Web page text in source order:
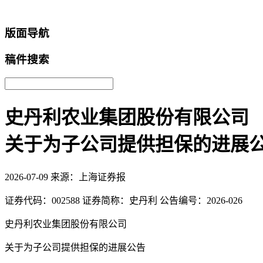
版面导航
稿件搜索
史丹利农业集团股份有限公司
关于为子公司提供担保的进展
2026-07-09 来源：上海证券报
证券代码：002588 证券简称：史丹利 公告编号：2026-026
史丹利农业集团股份有限公司
关于为子公司提供担保的进展公告